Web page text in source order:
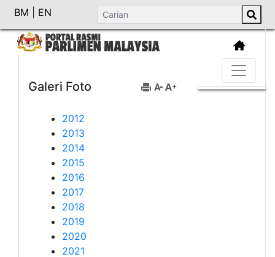
BM EN
Galeri Foto
2012
2013
2014
2015
2016
2017
2018
2019
2020
2021